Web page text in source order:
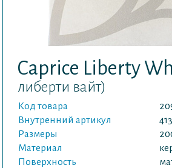
Caprice Liberty
либерти вайт)
Код товара
Внутренний артикул
Размеры
Материал
Поверхность